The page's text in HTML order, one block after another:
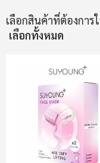
เลือกสินค้าที่ต้องการ
เลือกทั้งหมด